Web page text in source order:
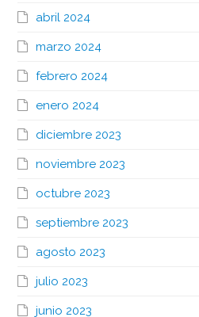
abril 2024
marzo 2024
febrero 2024
enero 2024
diciembre 2023
noviembre 2023
octubre 2023
septiembre 2023
agosto 2023
julio 2023
junio 2023